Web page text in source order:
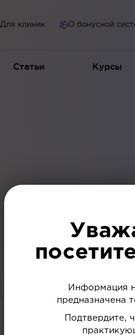
Статьи Курсы
Для клиник О бонусной
Информация
предназначена
Подтвердите,